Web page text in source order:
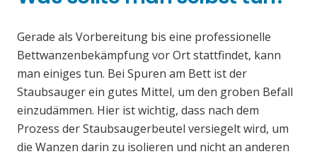
Gerade als Vorbereitung bis eine professionelle
Bettwanzenbekämpfung vor Ort stattfindet, kann
man einiges tun. Bei Spuren am Bett ist der
Staubsauger ein gutes Mittel, um den groben Befall
einzudämmen. Hier ist wichtig, dass nach dem
Prozess der Staubsaugerbeutel versiegelt wird, um
die Wanzen darin zu isolieren und nicht an anderen